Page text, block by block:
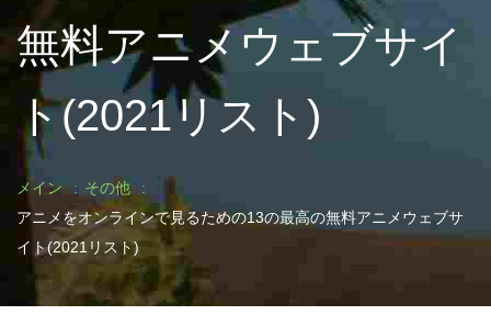
無料アニメウェブサイ
ト(2021リスト)
メイン
その他
アニメをオンラインで見るための13の最高の無料アニメウェブサ
イト(2021リスト)